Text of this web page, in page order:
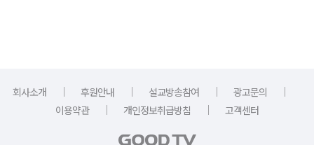
회사소개 ｜ 후원안내 ｜ 설교방송참여 ｜ 광고문의
｜
이용약관
｜ 개인정보취급방침 ｜ 고객센터